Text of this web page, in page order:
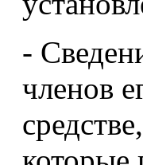
-
членов